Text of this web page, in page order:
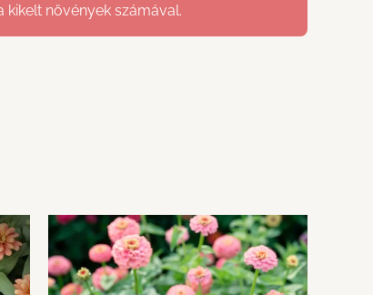
kikelt növények számával.